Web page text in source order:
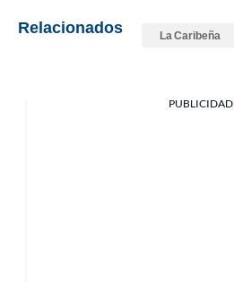
Relacionados La Caribeña
PUBLICIDAD